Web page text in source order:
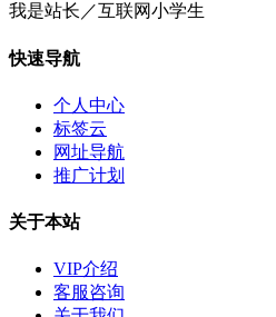
我是站长／互联网小学生
快速导航
个人中心
标签云
网址导航
推广计划
关于本站
VIP介绍
客服咨询